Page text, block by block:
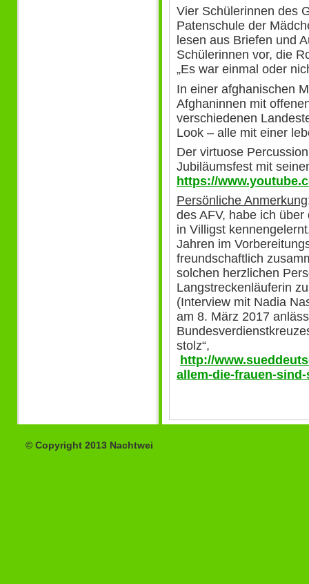
Vier Schülerinnen des
Patenschule der
lesen aus Briefen und
Schülerinnen vor, die
„Es war einmal oder
In einer afghanischen
Afghaninnen mit
verschiedenen
Look – alle mit einer
Der virtuose
Jubiläumsfest mit
https://
Persönliche Anmerkung
des AFV, habe ich
in Villigst
Jahren im
freundschaftlich
solchen herzlichen
Langstreckenläuferin
(Interview mit Nadia
am 8. März 2017
stolz“,
http://
allem-die-frauen-
© Copyright 2013 Nachtwei